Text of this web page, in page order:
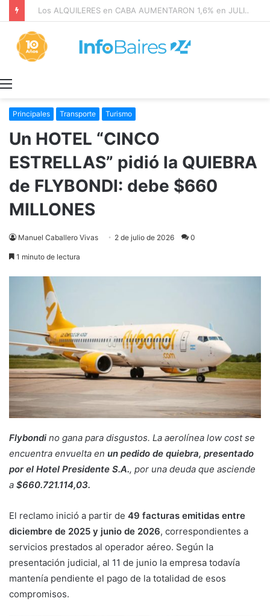
Los ALQUILERES en CABA AUMENTARON 1,6% en JULIO: 17,5% en 2026
Principales Transporte Turismo
Un HOTEL “CINCO
ESTRELLAS” pidió la QUIEBRA
de FLYBONDI: debe $660
MILLONES
Manuel Caballero Vivas 2 de julio de 2026 0
1 minuto de lectura
Flybondi no gana para disgustos. La aerolínea low cost se
encuentra envuelta en un pedido de quiebra, presentado
por el Hotel Presidente S.A., por una deuda que asciende
a $660.721.114,03.
El reclamo inició a partir de 49 facturas emitidas entre
diciembre de 2025 y junio de 2026, correspondientes a
servicios prestados al operador aéreo. Según la
presentación judicial, al 11 de junio la empresa todavía
mantenía pendiente el pago de la totalidad de esos
compromisos.